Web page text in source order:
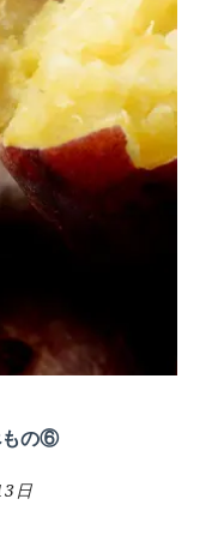
もの⑥
日